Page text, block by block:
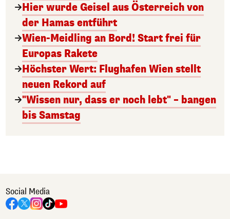
Hier wurde Geisel aus Österreich von
der Hamas entführt
Wien-Meidling an Bord! Start frei für
Europas Rakete
Höchster Wert: Flughafen Wien stellt
neuen Rekord auf
"Wissen nur, dass er noch lebt" – bangen
bis Samstag
Social Media